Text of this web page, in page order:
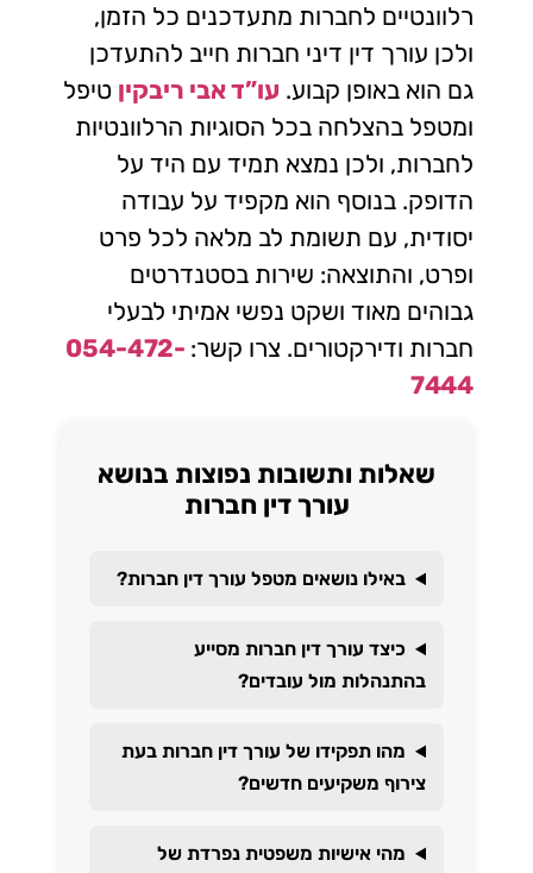
רלוונטיים לחברות מתעדכנים כל הזמן,
ולכן עורך דין דיני חברות חייב להתעדכן
גם הוא באופן קבוע. עו”ד אבי ריבקין טיפל
ומטפל בהצלחה בכל הסוגיות הרלוונטיות
לחברות, ולכן נמצא תמיד עם היד על
הדופק. בנוסף הוא מקפיד על עבודה
יסודית, עם תשומת לב מלאה לכל פרט
ופרט, והתוצאה: שירות בסטנדרטים
גבוהים מאוד ושקט נפשי אמיתי לבעלי
חברות ודירקטורים. צרו קשר: 054-472-
7444
שאלות ותשובות נפוצות בנושא
עורך דין חברות
באילו נושאים מטפל עורך דין חברות?
כיצד עורך דין חברות מסייע
בהתנהלות מול עובדים?
מהו תפקידו של עורך דין חברות בעת
צירוף משקיעים חדשים?
מהי אישיות משפטית נפרדת של